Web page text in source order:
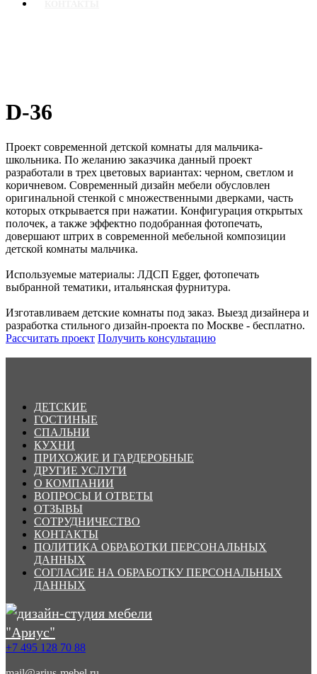
D-36
Проект современной детской комнаты для мальчика-
школьника. По желанию заказчика данный проект
разработали в трех цветовых вариантах: черном, светлом и
коричневом. Современный дизайн мебели обусловлен
оригинальной стенкой с множественными дверками, часть
которых открывается при нажатии. Конфигурация открытых
полочек, а также эффектно подобранная фотопечать,
довершают штрих в современной мебельной композиции
детской комнаты мальчика.
Используемые материалы: ЛДСП Egger, фотопечать
выбранной тематики, итальянская фурнитура.
Изготавливаем детские комнаты под заказ. Выезд дизайнера и
разработка стильного дизайн-проекта по Москве - бесплатно.
Рассчитать проект Получить консультацию
ДЕТСКИЕ
ГОСТИНЫЕ
СПАЛЬНИ
КУХНИ
ПРИХОЖИЕ И ГАРДЕРОБНЫЕ
ДРУГИЕ УСЛУГИ
О КОМПАНИИ
ВОПРОСЫ И ОТВЕТЫ
ОТЗЫВЫ
СОТРУДНИЧЕСТВО
КОНТАКТЫ
ПОЛИТИКА ОБРАБОТКИ ПЕРСОНАЛЬНЫХ
ДАННЫХ
СОГЛАСИЕ НА ОБРАБОТКУ ПЕРСОНАЛЬНЫХ
ДАННЫХ
+7 495 128 70 88